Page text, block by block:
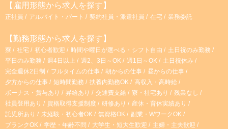
【雇用形態から求人を探す】
正社員 アルバイト・パート 契約社員・派遣社員 在宅 業務委託
【勤務形態から求人を探す】
寮 社宅 初心者歓迎 時間や曜日が選べる・シフト自由
土日祝のみ勤務
平日のみ勤務
週4日以上 週2、3日～OK 週1日～OK
土日祝休み
完全週休2日制
フルタイムの仕事 朝からの仕事
昼からの仕事
夕方からの仕事
短時間勤務 扶養内勤務OK
高収入・高時給
ボーナス・賞与あり
昇給あり 交通費支給 寮・社宅あり
残業なし
社員登用あり
資格取得支援制度 研修あり
産休・育休実績あり
託児所あり
未経験・初心者OK 無資格OK
副業・WワークOK
ブランクOK
学歴・年齢不問 大学生・短大生歓迎
主婦・主夫歓迎